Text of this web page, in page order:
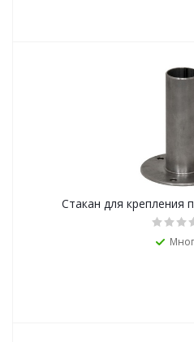
Стакан для крепления